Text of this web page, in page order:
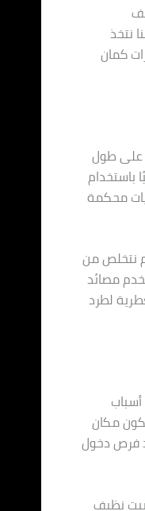
نتخذ
كمان
على طول
محكمة
نتخلص من
مصائد
لطرد
مكان
فرص دخول
نظيف